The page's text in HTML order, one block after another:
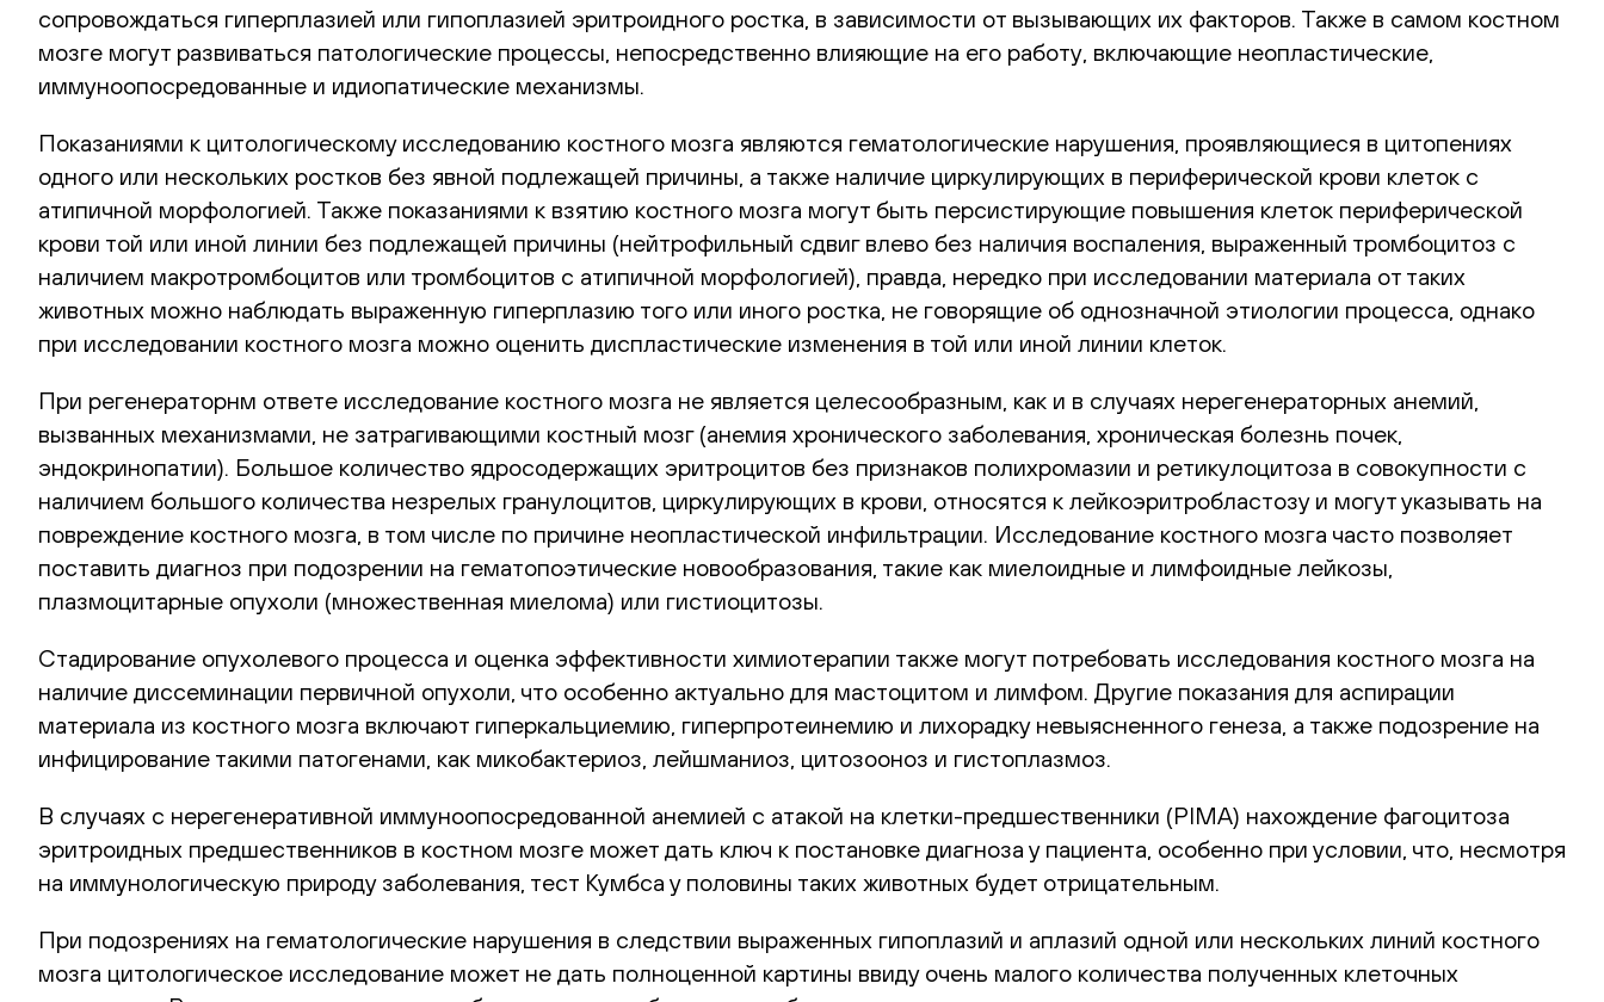
сопровождаться гиперплазией или гипоплазией эритроидного ростка, в зависимости от вызывающих их факторов. Также в самом костном
мозге могут развиваться патологические процессы, непосредственно влияющие на его работу, включающие неопластические,
иммуноопосредованные и идиопатические механизмы.
Показаниями к цитологическому исследованию костного мозга являются гематологические нарушения, проявляющиеся в цитопениях
одного или нескольких ростков без явной подлежащей причины, а также наличие циркулирующих в периферической крови клеток с
атипичной морфологией. Также показаниями к взятию костного мозга могут быть персистирующие повышения клеток периферической
крови той или иной линии без подлежащей причины (нейтрофильный сдвиг влево без наличия воспаления, выраженный тромбоцитоз с
наличием макротромбоцитов или тромбоцитов с атипичной морфологией), правда, нередко при исследовании материала от таких
животных можно наблюдать выраженную гиперплазию того или иного ростка, не говорящие об однозначной этиологии процесса, однако
при исследовании костного мозга можно оценить диспластические изменения в той или иной линии клеток.
При регенераторнм ответе исследование костного мозга не является целесообразным, как и в случаях нерегенераторных анемий,
вызванных механизмами, не затрагивающими костный мозг (анемия хронического заболевания, хроническая болезнь почек,
эндокринопатии). Большое количество ядросодержащих эритроцитов без признаков полихромазии и ретикулоцитоза в совокупности с
наличием большого количества незрелых гранулоцитов, циркулирующих в крови, относятся к лейкоэритробластозу и могут указывать на
повреждение костного мозга, в том числе по причине неопластической инфильтрации. Исследование костного мозга часто позволяет
поставить диагноз при подозрении на гематопоэтические новообразования, такие как миелоидные и лимфоидные лейкозы,
плазмоцитарные опухоли (множественная миелома) или гистиоцитозы.
Стадирование опухолевого процесса и оценка эффективности химиотерапии также могут потребовать исследования костного мозга на
наличие диссеминации первичной опухоли, что особенно актуально для мастоцитом и лимфом. Другие показания для аспирации
материала из костного мозга включают гиперкальциемию, гиперпротеинемию и лихорадку невыясненного генеза, а также подозрение на
инфицирование такими патогенами, как микобактериоз, лейшманиоз, цитозооноз и гистоплазмоз.
В случаях с нерегенеративной иммуноопосредованной анемией с атакой на клетки-предшественники (PIMA) нахождение фагоцитоза
эритроидных предшественников в костном мозге может дать ключ к постановке диагноза у пациента, особенно при условии, что, несмотря
на иммунологическую природу заболевания, тест Кумбса у половины таких животных будет отрицательным.
При подозрениях на гематологические нарушения в следствии выраженных гипоплазий и аплазий одной или нескольких линий костного
мозга цитологическое исследование может не дать полноценной картины ввиду очень малого количества полученных клеточных